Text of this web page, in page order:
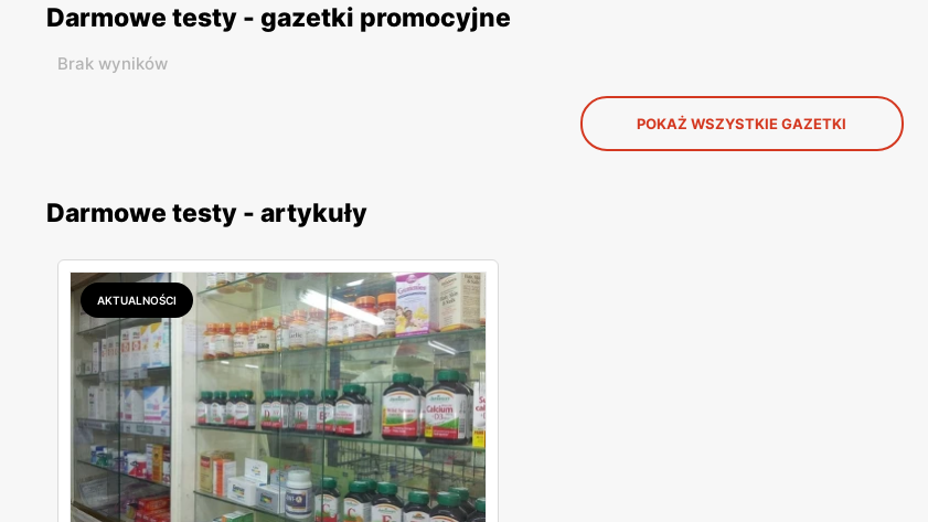
Darmowe testy - gazetki promocyjne
Brak wyników
POKAŻ WSZYSTKIE GAZETKI
Darmowe testy - artykuły
AKTUALNOŚCI